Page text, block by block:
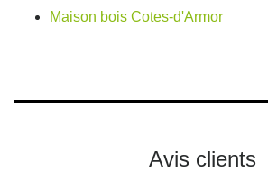
Maison bois Cotes-d'Armor
Avis clients